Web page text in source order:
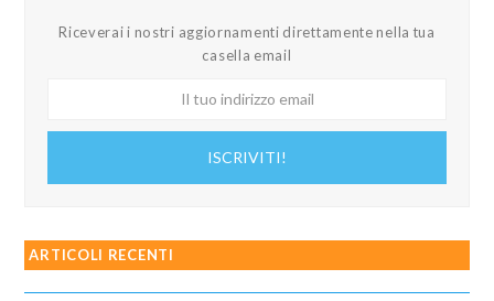
Riceverai i nostri aggiornamenti direttamente nella tua
casella email
ISCRIVITI!
ARTICOLI RECENTI